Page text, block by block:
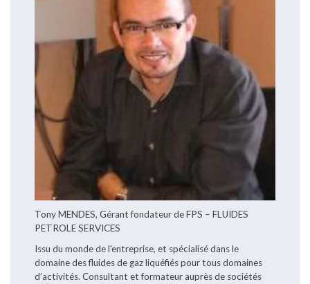
Tony MENDES, Gérant fondateur de FPS – FLUIDES
PETROLE SERVICES
Issu du monde de l'entreprise, et spécialisé dans le
domaine des fluides de gaz liquéfiés pour tous domaines
d’activités. Consultant et formateur auprès de sociétés